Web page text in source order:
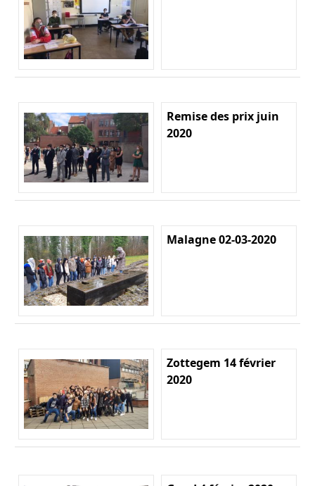
Remise des prix juin
2020
Malagne 02-03-2020
Zottegem 14 février
2020